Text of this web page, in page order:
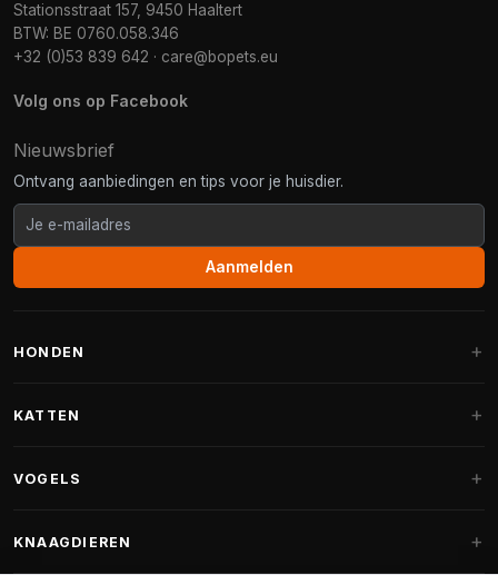
Stationsstraat 157, 9450 Haaltert
BTW: BE 0760.058.346
+32 (0)53 839 642 · care@bopets.eu
Volg ons op Facebook
Nieuwsbrief
Ontvang aanbiedingen en tips voor je huisdier.
Aanmelden
HONDEN
Fantail hondenmanden
KATTEN
Krabpalen voor Maine Coon
VOGELS
KNAAGDIEREN